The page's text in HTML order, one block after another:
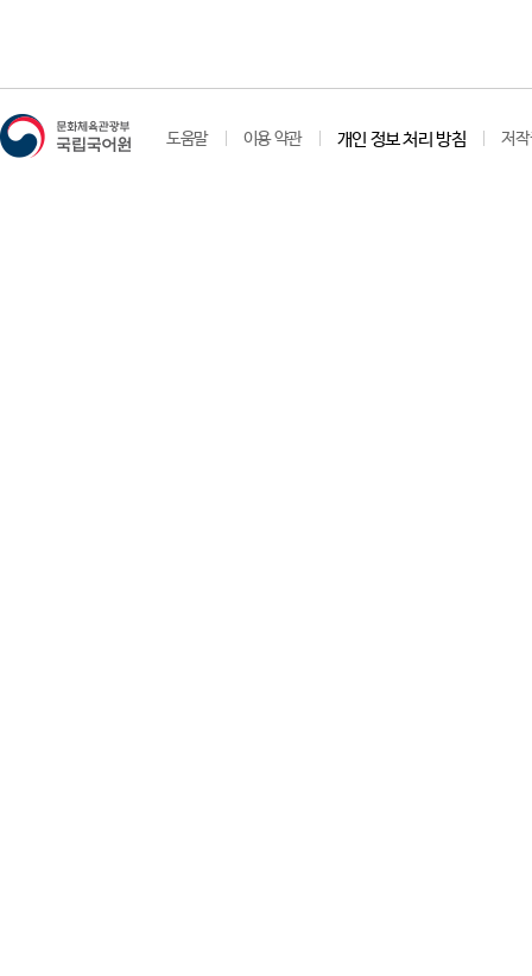
도움말 이용 약관 개인 정보 처리 방침 저